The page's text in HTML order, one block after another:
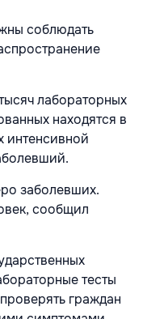
соблюдать
лабораторных
находятся в
интенсивной
заболевших.
сообщил
тесты
граждан